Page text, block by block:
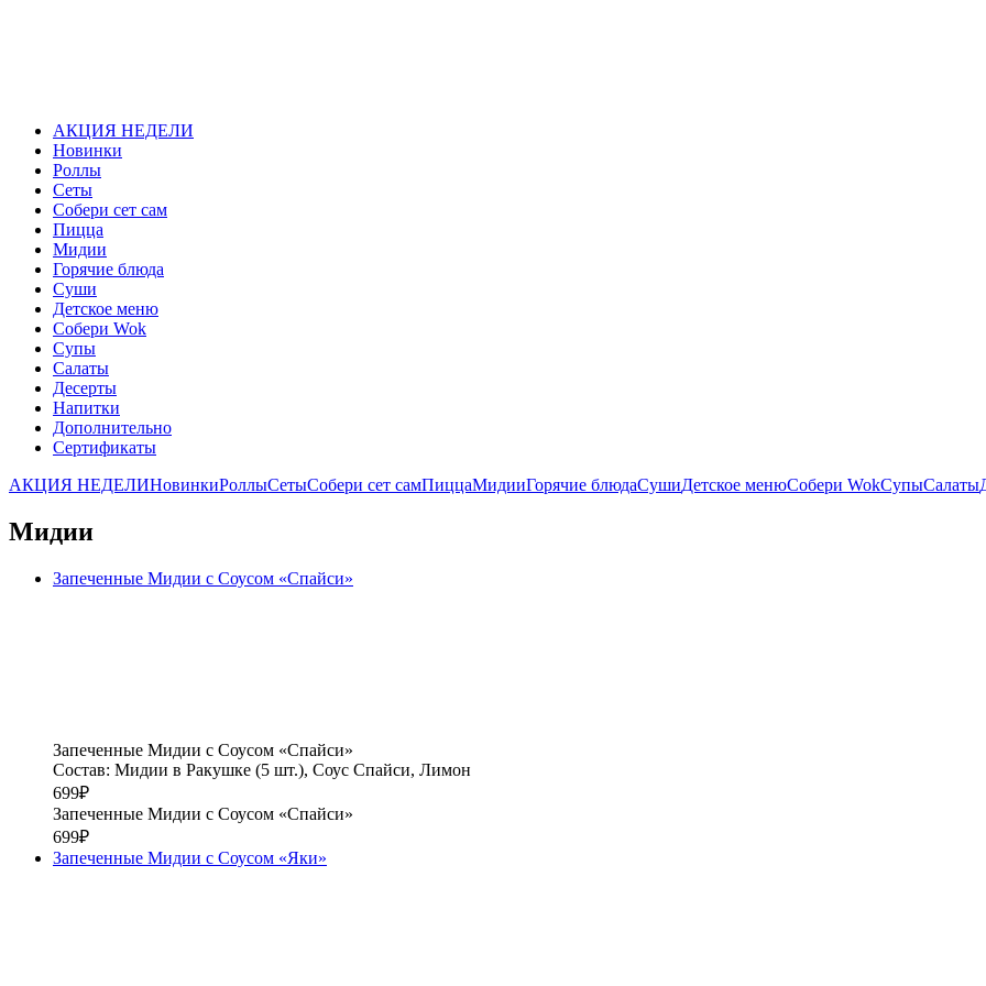
АКЦИЯ НЕДЕЛИ
Новинки
Роллы
Сеты
Собери сет сам
Пицца
Мидии
Горячие блюда
Суши
Детское меню
Собери Wok
Супы
Салаты
Десерты
Напитки
Дополнительно
Сертификаты
АКЦИЯ НЕДЕЛИНовинкиРоллыСетыСобери сет самПиццаМидииГорячие блюдаСушиДетское менюСобери WokСупыСалаты
Мидии
Запеченные Мидии с Соусом «Спайси»
Запеченные Мидии с Соусом «Спайси»
Состав: Мидии в Ракушке (5 шт.), Соус Спайси, Лимон
699₽
Запеченные Мидии с Соусом «Спайси»
699₽
Запеченные Мидии с Соусом «Яки»